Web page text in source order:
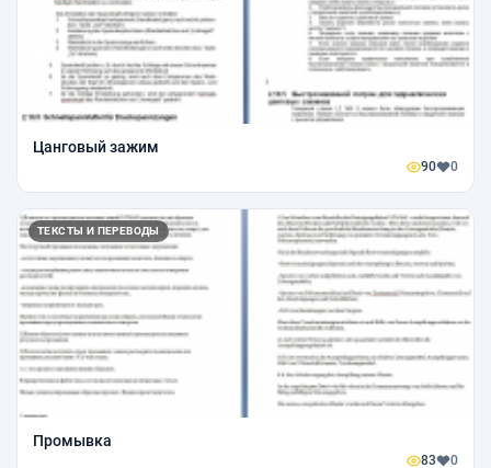
Цанговый зажим
90 0
ТЕКСТЫ И ПЕРЕВОДЫ
Промывка
83 0